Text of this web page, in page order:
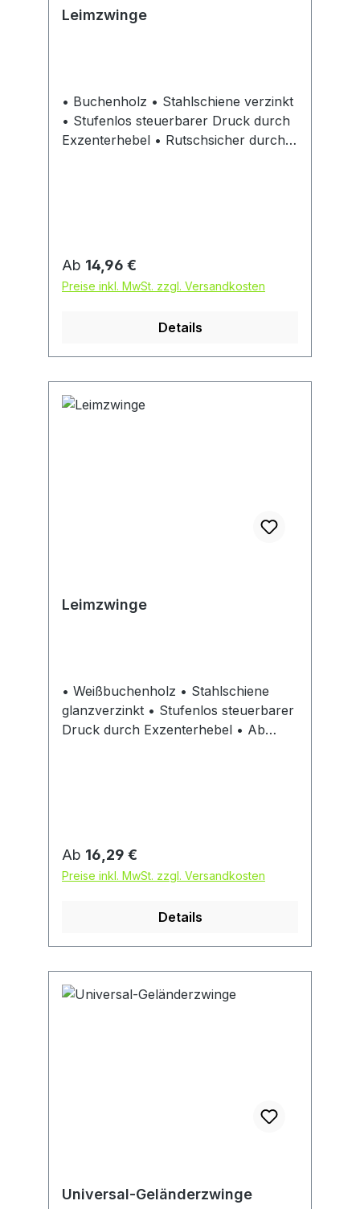
Leimzwinge
• Buchenholz • Stahlschiene verzinkt
• Stufenlos steuerbarer Druck durch
Exzenterhebel • Rutschsicher durch
Regulärer Preis:
Ab 14,96 €
Preise inkl. MwSt. zzgl. Versandkosten
Details
Leimzwinge
• Weißbuchenholz • Stahlschiene
glanzverzinkt • Stufenlos steuerbarer
Druck durch Exzenterhebel • Ab
Regulärer Preis:
Ab 16,29 €
Preise inkl. MwSt. zzgl. Versandkosten
Details
Universal-Geländerzwinge